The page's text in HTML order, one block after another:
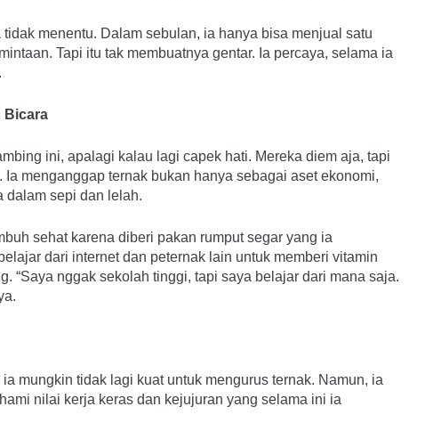
menentu. Dalam sebulan, ia hanya bisa menjual satu
Tapi itu tak membuatnya gentar. Ia percaya, selama ia
Bicara
ini, apalagi kalau lagi capek hati. Mereka diem aja, tapi
Ia menganggap ternak bukan hanya sebagai aset ekonomi,
dalam sepi dan lelah.
sehat karena diberi pakan rumput segar yang ia
dari internet dan peternak lain untuk memberi vitamin
“Saya nggak sekolah tinggi, tapi saya belajar dari mana saja.
mungkin tidak lagi kuat untuk mengurus ternak. Namun, ia
nilai kerja keras dan kejujuran yang selama ini ia